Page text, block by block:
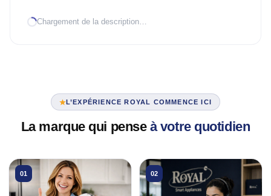
VENTILATION
3 en 1
Chargement de la description…
L’EXPÉRIENCE ROYAL COMMENCE ICI
La marque qui pense à votre quotidien
01 02